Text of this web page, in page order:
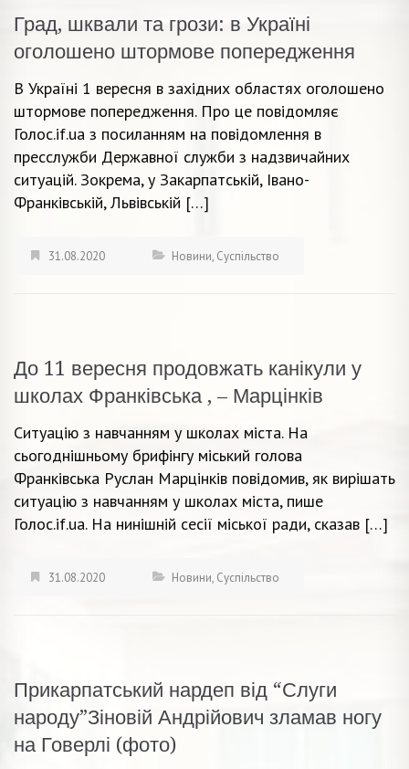
Град, шквали та грози: в Україні
оголошено штормове попередження
В Україні 1 вересня в західних областях оголошено
штормове попередження. Про це повідомляє
Голос.if.ua з посиланням на повідомлення в
пресслужби Державної служби з надзвичайних
ситуацій. Зокрема, у Закарпатській, Івано-
Франківській, Львівській […]
31.08.2020 Новини, Суспільство
До 11 вересня продовжать канікули у
школах Франківська , – Марцінків
Ситуацію з навчанням у школах міста. На
сьогоднішньому брифінгу міський голова
Франківська Руслан Марцінків повідомив, як вирішать
ситуацію з навчанням у школах міста, пише
Голос.if.ua. На нинішній сесії міської ради, сказав […]
31.08.2020 Новини, Суспільство
Прикарпатський нардеп від “Слуги
народу”Зіновій Андрійович зламав ногу
на Говерлі (фото)